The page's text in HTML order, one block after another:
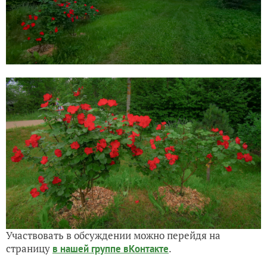
Участвовать в обсуждении можно перейдя на
страницу в нашей группе вКонтакте.